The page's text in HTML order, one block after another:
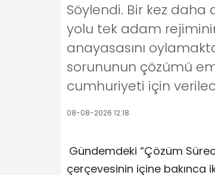
Söylendi. Bir kez daha
yolu tek adam
anayasasını
sorununun çözümü
cumhuriyeti için
08-08-2026 12:18
Gündemdeki “Çözüm
çerçevesinin içine bakınca